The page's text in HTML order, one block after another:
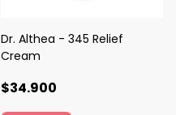
Dr. Althea - 345 Relief
Cream
$34.900